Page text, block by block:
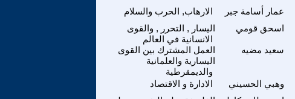
الارهاب, الحرب والسلام
عمار أسامة جبر
اليسار , التحرر , والقوى
الانسانية في العالم
اسحق قومي
العمل المشترك بين القوى
اليسارية والعلمانية
والديمقرطية
سعيد مضيه
الادارة و الاقتصاد وهبي الحسيني